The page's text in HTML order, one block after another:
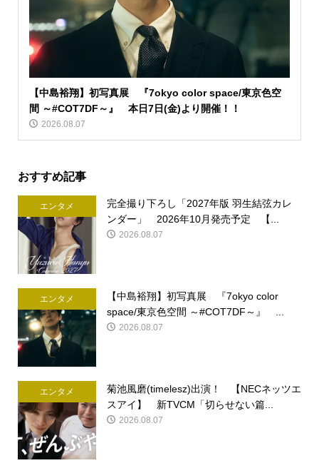
【中島裕翔】初写真展 『7okyo color space/東京色空
間 ～#COT7DF～』 本日7日(金)より開催！！
2026.08.07
おすすめ記事
エンタメ
完全撮り下ろし「2027年版 羽生結弦カレ
ンダー」 2026年10月発売予定 【...
2026.08.07
エンタメ
【中島裕翔】初写真展 『7okyo color
space/東京色空間 ～#COT7DF～』 ...
2026.08.07
エンタメ
菊池風磨(timelesz)出演！ 【NECネッツエ
スアイ】 新TVCM「切らせない篇...
2026.08.07